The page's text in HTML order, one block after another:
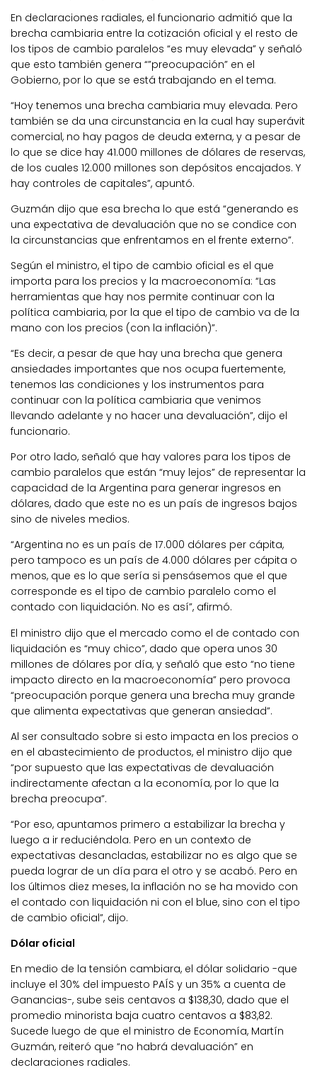
En declaraciones radiales, el funcionario admitió que la
brecha cambiaria entre la cotización oficial y el resto de
los tipos de cambio paralelos “es muy elevada” y señaló
que esto también genera “”preocupación” en el
Gobierno, por lo que se está trabajando en el tema.
“Hoy tenemos una brecha cambiaria muy elevada. Pero
también se da una circunstancia en la cual hay superávit
comercial, no hay pagos de deuda externa, y a pesar de
lo que se dice hay 41.000 millones de dólares de reservas,
de los cuales 12.000 millones son depósitos encajados. Y
hay controles de capitales”, apuntó.
Guzmán dijo que esa brecha lo que está “generando es
una expectativa de devaluación que no se condice con
la circunstancias que enfrentamos en el frente externo”.
Según el ministro, el tipo de cambio oficial es el que
importa para los precios y la macroeconomía: “Las
herramientas que hay nos permite continuar con la
política cambiaria, por la que el tipo de cambio va de la
mano con los precios (con la inflación)”.
“Es decir, a pesar de que hay una brecha que genera
ansiedades importantes que nos ocupa fuertemente,
tenemos las condiciones y los instrumentos para
continuar con la política cambiaria que venimos
llevando adelante y no hacer una devaluación”, dijo el
funcionario.
Por otro lado, señaló que hay valores para los tipos de
cambio paralelos que están “muy lejos” de representar la
capacidad de la Argentina para generar ingresos en
dólares, dado que este no es un país de ingresos bajos
sino de niveles medios.
“Argentina no es un país de 17.000 dólares per cápita,
pero tampoco es un país de 4.000 dólares per cápita o
menos, que es lo que sería si pensásemos que el que
corresponde es el tipo de cambio paralelo como el
contado con liquidación. No es así”, afirmó.
El ministro dijo que el mercado como el de contado con
liquidación es “muy chico”, dado que opera unos 30
millones de dólares por día, y señaló que esto “no tiene
impacto directo en la macroeconomía” pero provoca
“preocupación porque genera una brecha muy grande
que alimenta expectativas que generan ansiedad”.
Al ser consultado sobre si esto impacta en los precios o
en el abastecimiento de productos, el ministro dijo que
“por supuesto que las expectativas de devaluación
indirectamente afectan a la economía, por lo que la
brecha preocupa”.
“Por eso, apuntamos primero a estabilizar la brecha y
luego a ir reduciéndola. Pero en un contexto de
expectativas desancladas, estabilizar no es algo que se
pueda lograr de un día para el otro y se acabó. Pero en
los últimos diez meses, la inflación no se ha movido con
el contado con liquidación ni con el blue, sino con el tipo
de cambio oficial”, dijo.
Dólar oficial
En medio de la tensión cambiara, el dólar solidario -que
incluye el 30% del impuesto PAÍS y un 35% a cuenta de
Ganancias-, sube seis centavos a $138,30, dado que el
promedio minorista baja cuatro centavos a $83,82.
Sucede luego de que el ministro de Economía, Martín
Guzmán, reiteró que “no habrá devaluación” en
declaraciones radiales.